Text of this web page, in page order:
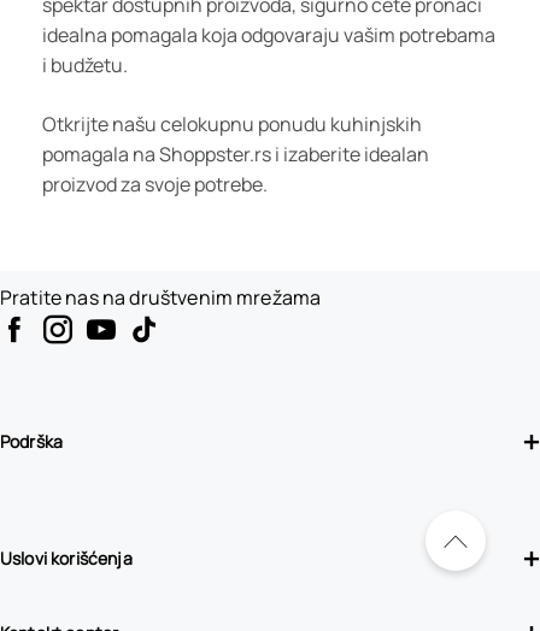
idealna pomagala koja odgovaraju vašim potrebama
i budžetu.
Otkrijte našu celokupnu ponudu kuhinjskih
pomagala na Shoppster.rs i izaberite idealan
proizvod za svoje potrebe.
Podrška
Uslovi korišćenja
Pratite nas na društvenim mrežama